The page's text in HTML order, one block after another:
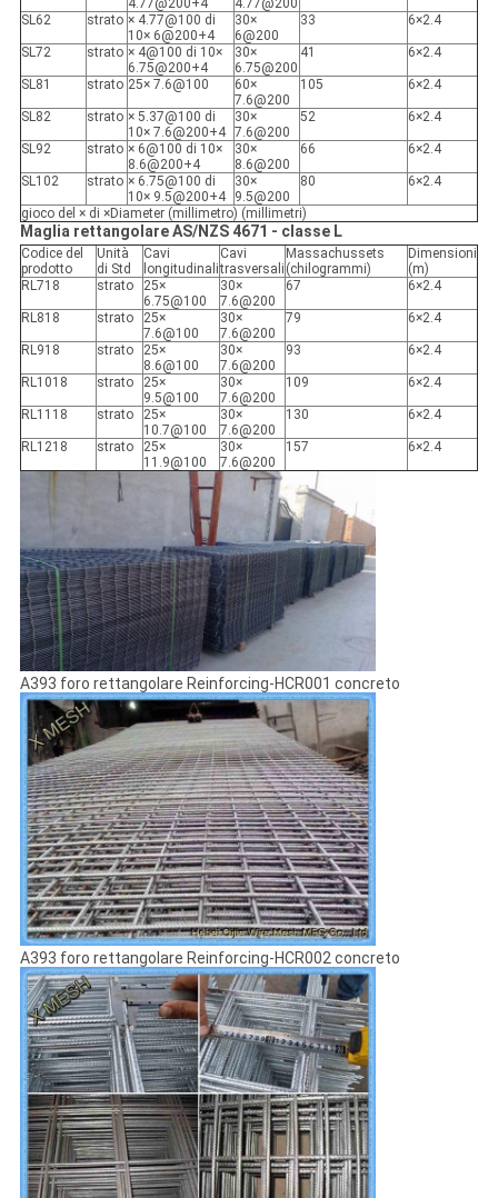
4.77@200+4
4.77@200
SL62
strato × 4.77@100 di
10× 6@200+4
30×
6@200
33 6×2.4
SL72 strato × 4@100 di 10×
6.75@200+4
30×
6.75@200
41 6×2.4
SL81 strato 25× 7.6@100
60×
7.6@200
105 6×2.4
SL82 strato × 5.37@100 di
10× 7.6@200+4
30×
7.6@200
52 6×2.4
SL92 strato × 6@100 di 10×
8.6@200+4
30×
8.6@200
66 6×2.4
SL102 strato × 6.75@100 di
10× 9.5@200+4
30×
9.5@200
80 6×2.4
gioco del × di ×Diameter (millimetro) (millimetri)
Maglia rettangolare AS/NZS 4671 - classe L
Codice del
prodotto
Unità
di Std
Cavi
longitudinali
Cavi
trasversali
Massachussets
(chilogrammi)
Dimensioni
(m)
RL718
strato
25×
6.75@100
30×
7.6@200
67 6×2.4
RL818 strato
25×
7.6@100
30×
7.6@200
79 6×2.4
RL918 strato
25×
8.6@100
30×
7.6@200
93 6×2.4
RL1018 strato
25×
9.5@100
30×
7.6@200
109 6×2.4
RL1118 strato
25×
10.7@100
30×
7.6@200
130 6×2.4
RL1218 strato
25×
11.9@100
30×
7.6@200
157 6×2.4
A393 foro rettangolare Reinforcing-HCR001 concreto
A393 foro rettangolare Reinforcing-HCR002 concreto